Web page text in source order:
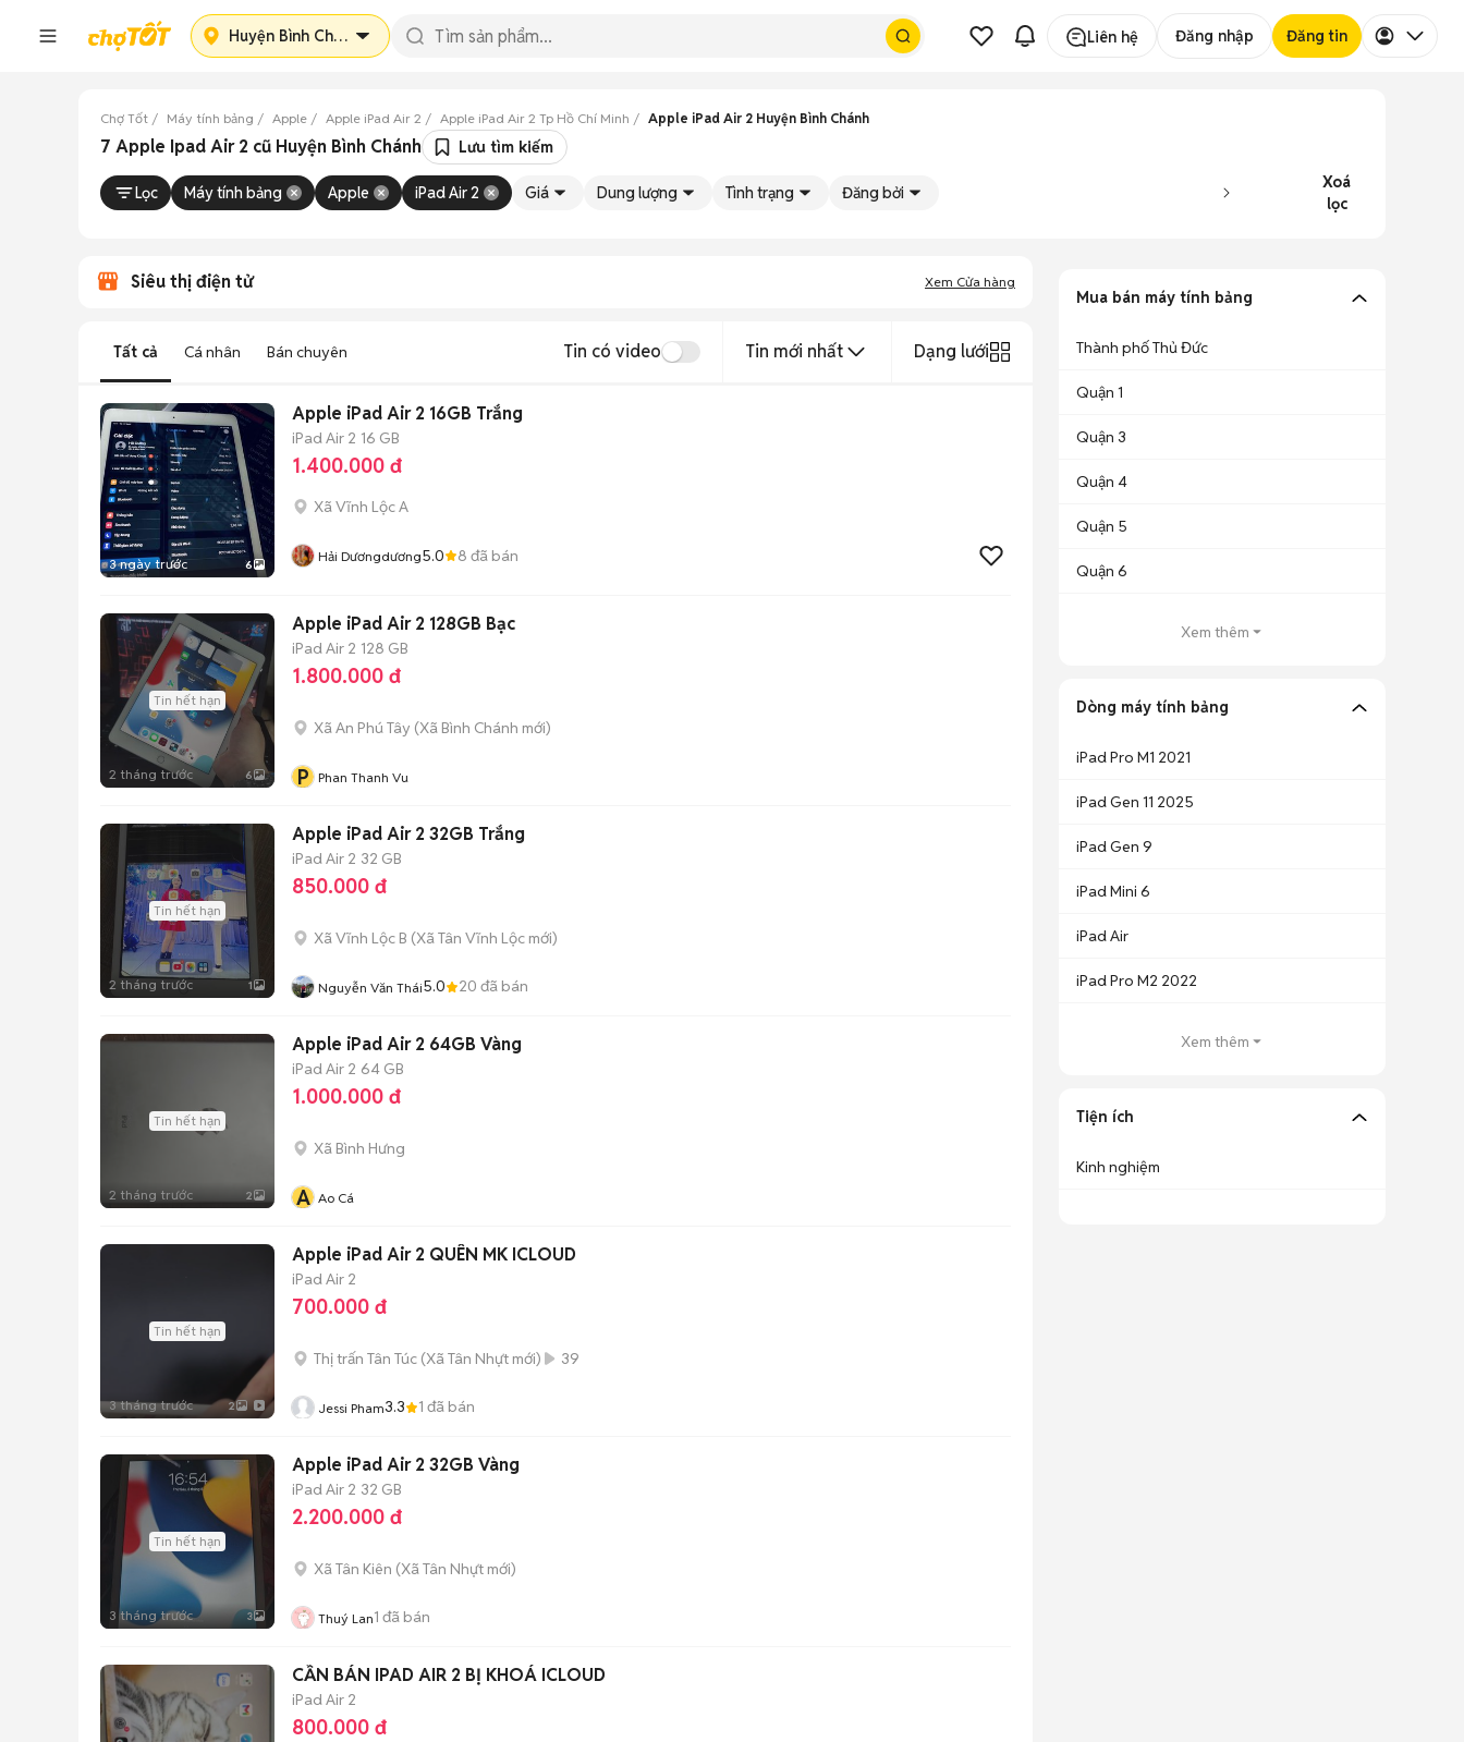
Huyện Bình Chánh Liên hệ Đăng nhập Đăng tin
Chợ Tốt Máy tính bảng Apple Apple iPad Air 2 Apple iPad Air 2 Tp Hồ Chí Minh Apple iPad Air 2 Huyện Bình Chánh
7 Apple Ipad Air 2 cũ Huyện Bình Chánh Lưu tìm kiếm
Lọc Máy tính bảng Apple iPad Air 2 Giá Dung lượng Tình trạng Đăng bởi
Xoá
lọc
Siêu thị điện tử Xem Cửa hàng
Tất cả Cá nhân Bán chuyên Tin có video Tin mới nhất Dạng lưới
3 ngày trước 6
Apple iPad Air 2 16GB Trắng
iPad Air 2 16 GB
1.400.000 đ
Xã Vĩnh Lộc A
Hải Dươngdương5.0 8 đã bán
Tin hết hạn
2 tháng trước 6
Apple iPad Air 2 128GB Bạc
iPad Air 2 128 GB
1.800.000 đ
Xã An Phú Tây (Xã Bình Chánh mới)
P Phan Thanh Vu
Tin hết hạn
2 tháng trước 1
Apple iPad Air 2 32GB Trắng
iPad Air 2 32 GB
850.000 đ
Xã Vĩnh Lộc B (Xã Tân Vĩnh Lộc mới)
Nguyễn Văn Thái5.0 20 đã bán
Tin hết hạn
2 tháng trước 2
Apple iPad Air 2 64GB Vàng
iPad Air 2 64 GB
1.000.000 đ
Xã Bình Hưng
A Ao Cá
Tin hết hạn
3 tháng trước 2
Apple iPad Air 2 QUÊN MK ICLOUD
iPad Air 2
700.000 đ
Thị trấn Tân Túc (Xã Tân Nhựt mới) 39
Jessi Pham3.3 1 đã bán
Tin hết hạn
3 tháng trước 3
Apple iPad Air 2 32GB Vàng
iPad Air 2 32 GB
2.200.000 đ
Xã Tân Kiên (Xã Tân Nhựt mới)
Thuý Lan1 đã bán
CẦN BÁN IPAD AIR 2 BỊ KHOÁ ICLOUD
iPad Air 2
800.000 đ
Mua bán máy tính bảng
Thành phố Thủ Đức
Quận 1
Quận 3
Quận 4
Quận 5
Quận 6
Xem thêm
Dòng máy tính bảng
iPad Pro M1 2021
iPad Gen 11 2025
iPad Gen 9
iPad Mini 6
iPad Air
iPad Pro M2 2022
Xem thêm
Tiện ích
Kinh nghiệm